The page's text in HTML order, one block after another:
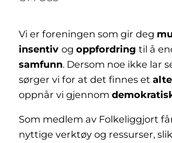
Vi er foreningen som gir deg
insentiv og oppfordring til å
samfunn. Dersom noe ikke lar
sørger vi for at det finnes et
oppnår vi gjennom
Som medlem av Folkeliggjort
nyttige verktøy og ressurser,